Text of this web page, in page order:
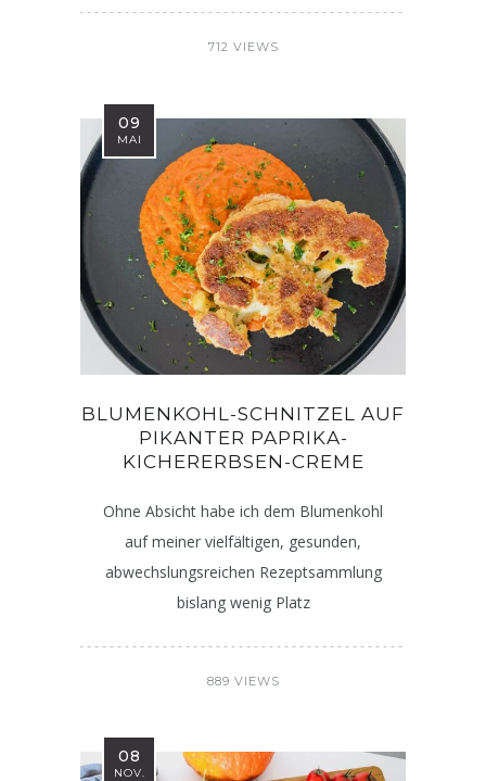
712 VIEWS
09
MAI
BLUMENKOHL-SCHNITZEL AUF
PIKANTER PAPRIKA-
KICHERERBSEN-CREME
Ohne Absicht habe ich dem Blumenkohl
auf meiner vielfältigen, gesunden,
abwechslungsreichen Rezeptsammlung
bislang wenig Platz
889 VIEWS
08
NOV.